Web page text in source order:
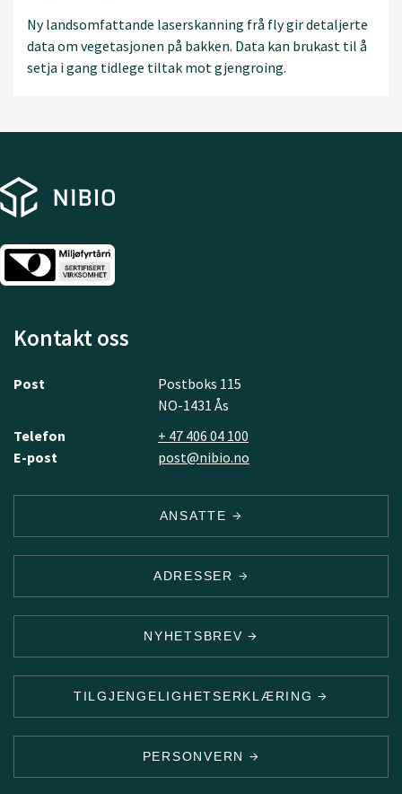
Ny landsomfattande laserskanning frå fly gir detaljerte
data om vegetasjonen på bakken. Data kan brukast til å
setja i gang tidlege tiltak mot gjengroing.
Kontakt oss
Post
Postboks 115
NO-1431 Ås
Telefon
+ 47 406 04 100
E-post
post@nibio.no
ANSATTE
ADRESSER
NYHETSBREV
TILGJENGELIGHETSERKLÆRING
PERSONVERN